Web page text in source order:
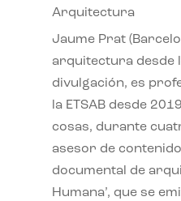
Arquitectura
Jaume Prat
arquitectura desde
divulgación, es
la ETSAB desde
cosas, durante
asesor de
documental de
Humana’, que se